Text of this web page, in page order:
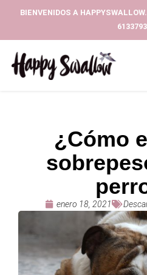
BIENVENIDOS A
¿Cómo
enero 18, 2021